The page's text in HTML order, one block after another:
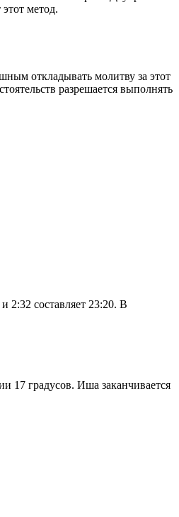
метод.
откладывать молитву за этот
разрешается выполнять
2:32 составляет 23:20. В
17 градусов. Иша заканчивается